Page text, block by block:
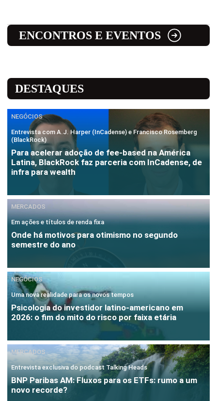
ENCONTROS E EVENTOS
DESTAQUES
NEGÓCIOS
Entrevista com A.J. Harper (InCadense) e Francisco Rosemberg
(BlackRock)
Para acelerar adoção de fee-based na América
Latina, BlackRock faz parceria com InCadense, de
infra para wealth
MERCADOS
Em ações e títulos de renda fixa
Onde há motivos para otimismo no segundo
semestre do ano
NEGÓCIOS
Uma nova realidade para os novos tempos
Psicologia do investidor latino-americano em
2026: o fim do mito do risco por faixa etária
MERCADOS
Entrevista exclusiva do podcast Talking Heads
BNP Paribas AM: Fluxos para os ETFs: rumo a um
novo recorde?